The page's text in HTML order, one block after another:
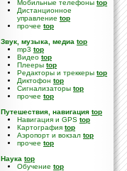
Мобильные телефоны top
Дистанционное
управление top
прочее top
Звук, музыка, медиа top
mp3 top
Видео top
Плееры top
Редакторы и треккеры top
Диктофон top
Сигнализаторы top
прочее top
Путешествия, навигация top
Навигация и GPS top
Картография top
Аэропорт и вокзал top
прочее top
Наука top
Обучение top